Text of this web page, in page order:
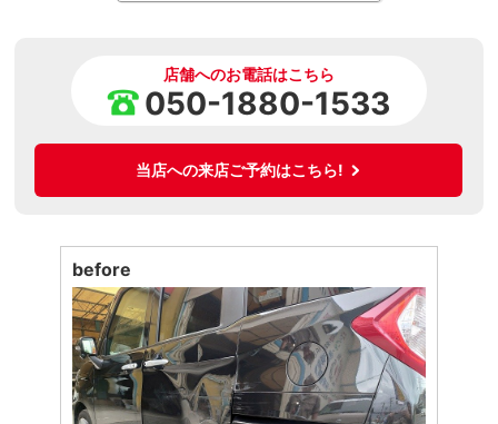
店舗へのお電話はこちら
050-1880-1533
当店への来店ご予約はこちら!
before